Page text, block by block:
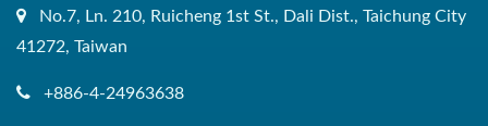
No.7, Ln. 210, Ruicheng 1st St., Dali Dist., Taichung City
41272, Taiwan
+886-4-24963638